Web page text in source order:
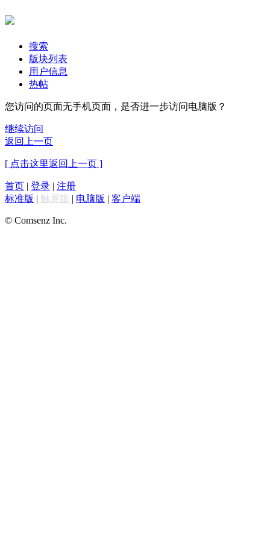
搜索
版块列表
用户信息
热帖
您访问的页面无手机页面，是否进一步访问电脑版？
继续访问
返回上一页
[ 点击这里返回上一页 ]
首页 | 登录 | 注册
标准版 | 触屏版 | 电脑版 | 客户端
© Comsenz Inc.